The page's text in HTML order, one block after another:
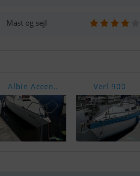
Mast og sejl
Albin Accen.. Verl 900